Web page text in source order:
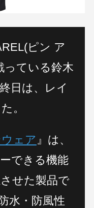
ピン ア
っている鈴木
日は、レイ
。
ェア』は、
できる機能
せた製品で
水・防風性